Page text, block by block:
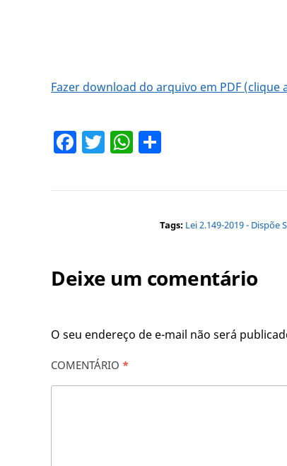
Fazer download do arquivo em PDF (clique
Facebook
TwitterWhatsApp
Tags: Lei 2.149-2019 -
Deixe um comentário
O seu endereço de e-mail não será
COMENTÁRIO *